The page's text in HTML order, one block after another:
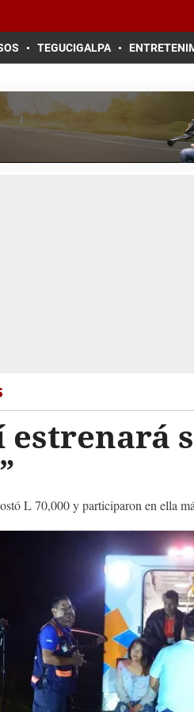
TEGUCIGALPA
estrenará
L 70,000 y participaron en ella